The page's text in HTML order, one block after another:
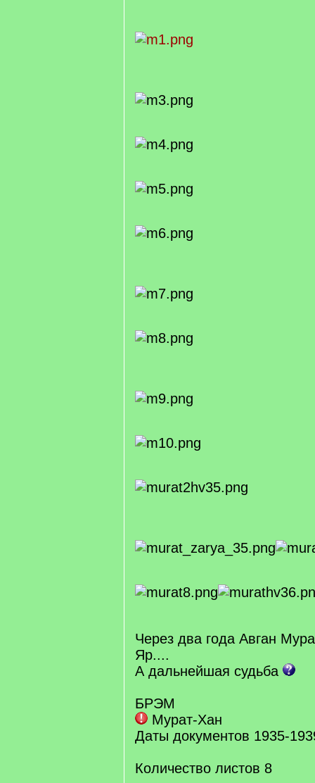
Через два года Авган
Яр....
А дальнейшая судьба
БРЭМ
Мурат-Хан
Даты документов 1935-
Количество листов 8